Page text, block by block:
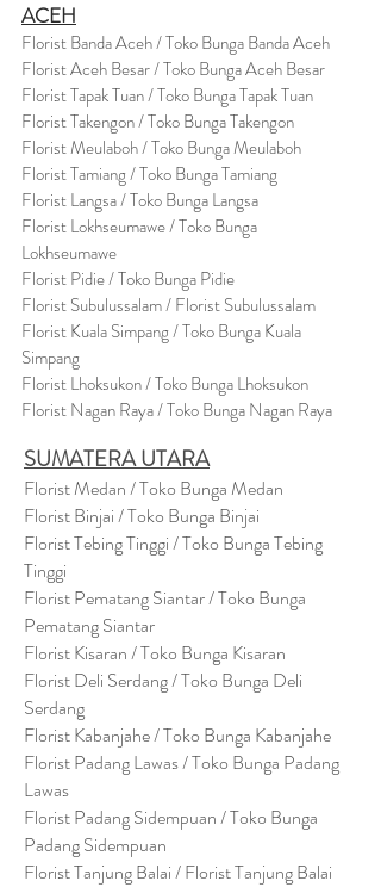
ACEH
Florist Banda Aceh / Toko Bunga Banda Aceh
Florist Aceh Besar / Toko Bunga Aceh Besar
Florist Tapak Tuan / Toko Bunga Tapak Tuan
Florist Takengon / Toko Bunga Takengon
Florist Meulaboh / Toko Bunga Meulaboh
Florist Tamiang / Toko Bunga Tamiang
Florist Langsa / Toko Bunga Langsa
Florist Lokhseumawe / Toko Bunga
Lokhseumawe
Florist Pidie / Toko Bunga Pidie
Florist Subulussalam / Florist Subulussalam
Florist Kuala Simpang / Toko Bunga Kuala
Simpang
Florist Lhoksukon / Toko Bunga Lhoksukon
Florist Nagan Raya / Toko Bunga Nagan Raya
SUMATERA UTARA
Florist Medan / Toko Bunga Medan
Florist Binjai / Toko Bunga Binjai
Florist Tebing Tinggi / Toko Bunga Tebing
Tinggi
Florist Pematang Siantar / Toko Bunga
Pematang Siantar
Florist Kisaran / Toko Bunga Kisaran
Florist Deli Serdang / Toko Bunga Deli
Serdang
Florist Kabanjahe / Toko Bunga Kabanjahe
Florist Padang Lawas / Toko Bunga Padang
Lawas
Florist Padang Sidempuan / Toko Bunga
Padang Sidempuan
Florist Tanjung Balai / Florist Tanjung Balai